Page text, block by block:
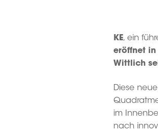
KE, ein
eröffnet
Wittlich
Diese
im
nach